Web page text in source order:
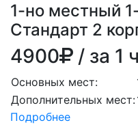
1-но местный
Стандарт 2
4900 / за 1
Основных мест:
Дополнительных мест:
Подробнее